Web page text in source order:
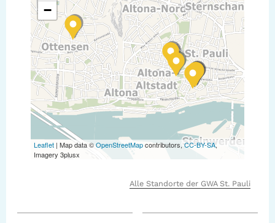
−
Leaflet | Map data ©OpenStreetMapcontributors, CC-BY-SA,
Imagery 3plusx
Alle Standorte der GWA St. Pauli